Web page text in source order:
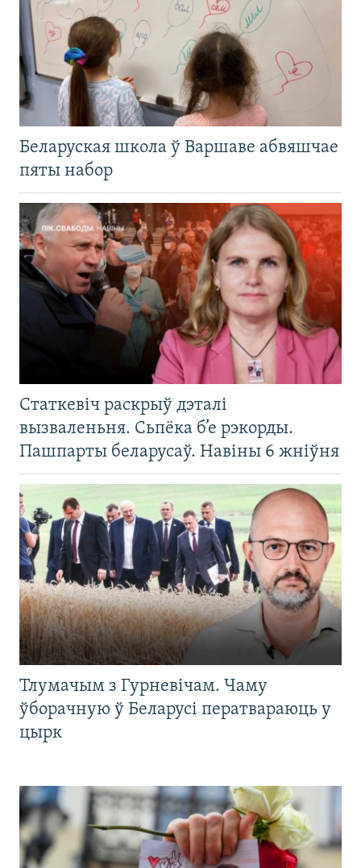
Беларуская школа ў Варшаве абвяшчае
пяты набор
Статкевіч раскрыў дэталі
вызваленьня. Сьпёка б’е рэкорды.
Пашпарты беларусаў. Навіны 6 жніўня
Тлумачым з Гурневічам. Чаму
ўборачную ў Беларусі ператвараюць у
цырк